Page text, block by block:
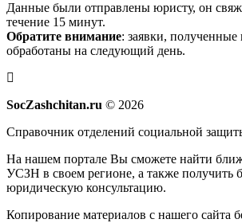
Данные были отправлены юристу, он
течение 15 минут.
Обратите внимание: заявки, полученные
обработаны на следующий день.
SocZashchitan.ru © 2026
Справочник отделений социальной
На нашем портале Вы сможете найти
УСЗН в своем регионе, а также получить
юридическую консультацию.
Копирование материалов с нашего сайта